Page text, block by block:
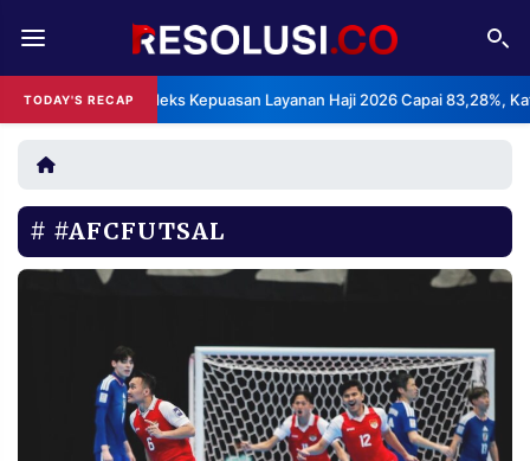
TODAY'S RECAP
BPS: Indeks Kepuasan Layanan Haji 2026 Capai 83,28%, Kategori
REDAKSI TENTANG
RESOLUSI IKLAN
RUBRIKASI
EDITORIAL AKSARA
NASIONAL
MANCA SPORT
#AFCFUTSAL